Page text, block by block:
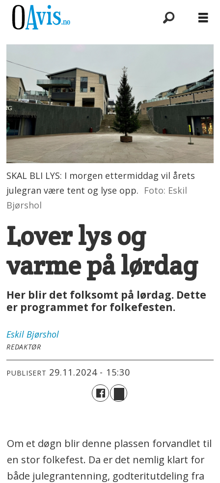
SKAL BLI LYS: I morgen ettermiddag vil årets
julegran være tent og lyse opp. Foto: Eskil
Bjørshol
Lover lys og
varme på lørdag
Her blir det folksomt på lørdag. Dette
er programmet for folkefesten.
Eskil Bjørshol
REDAKTØR
PUBLISERT 29.11.2024 - 15:30
Om et døgn blir denne plassen forvandlet til
en stor folkefest. Da er det nemlig klart for
både julegrantenning, godteritutdeling fra